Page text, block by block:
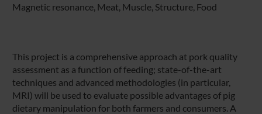
Magnetic resonance, Meat, Muscle, Structure, Food
This project is a comprehensive approach at pork quality
assessment as a function of feeding; state-of-the-art
techniques and advanced methodologies (in particular,
MRI) will be used to evaluate possible advantages of pig
dietary manipulation for both farmers and consumers. A